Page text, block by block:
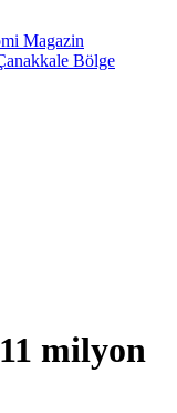
Magazin
Bölge
milyon